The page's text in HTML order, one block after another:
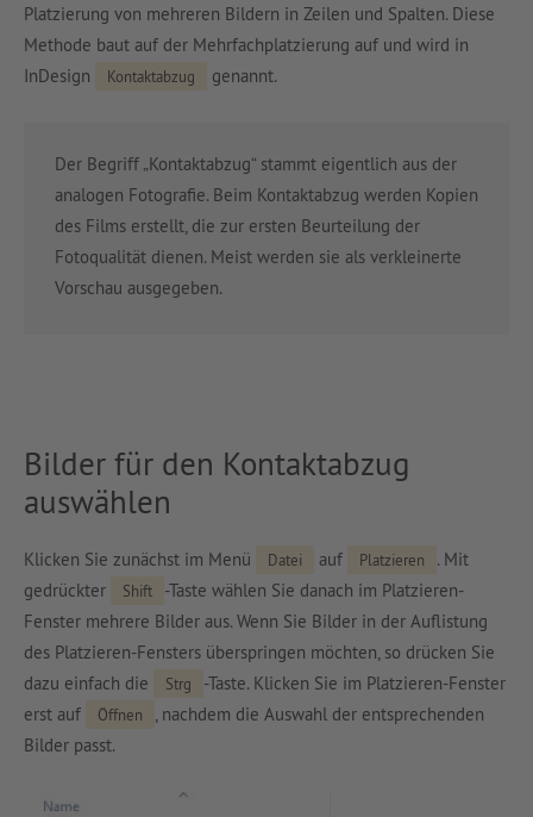
Platzierung von mehreren Bildern in Zeilen und Spalten. Diese
Methode baut auf der Mehrfachplatzierung auf und wird in
InDesign
Kontaktabzug genannt.
Der Begriff „Kontaktabzug“ stammt eigentlich aus der
analogen Fotografie. Beim Kontaktabzug werden Kopien
des Films erstellt, die zur ersten Beurteilung der
Fotoqualität dienen. Meist werden sie als verkleinerte
Vorschau ausgegeben.
Bilder für den Kontaktabzug
auswählen
Klicken Sie zunächst im Menü Datei auf Platzieren
. Mit
gedrückter
Shift
-Taste wählen Sie danach im Platzieren-
Fenster mehrere Bilder aus. Wenn Sie Bilder in der Auflistung
des Platzieren-Fensters überspringen möchten, so drücken Sie
dazu einfach die
Strg
-Taste. Klicken Sie im Platzieren-Fenster
erst auf
Öffnen
, nachdem die Auswahl der entsprechenden
Bilder passt.